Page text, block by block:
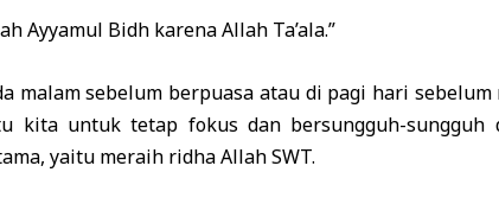
Ayyamul Bidh karena Allah Ta’ala.”
malam sebelum berpuasa atau di pagi hari
kita untuk tetap fokus dan bersungguh-
yaitu meraih ridha Allah SWT.